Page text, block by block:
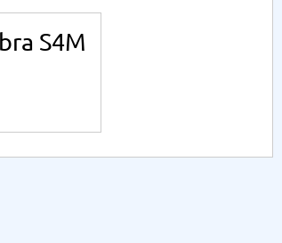
S4M